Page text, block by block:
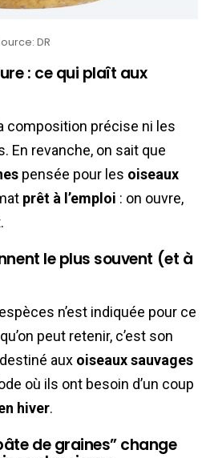
DR
: ce qui plaît aux
composition précise ni les
En revanche, on sait que
pensée pour les oiseaux
prêt à l’emploi : on ouvre,
le plus souvent (et à
n’est indiquée pour ce
peut retenir, c’est son
aux oiseaux sauvages
où ils ont besoin d’un coup
hiver.
de graines” change